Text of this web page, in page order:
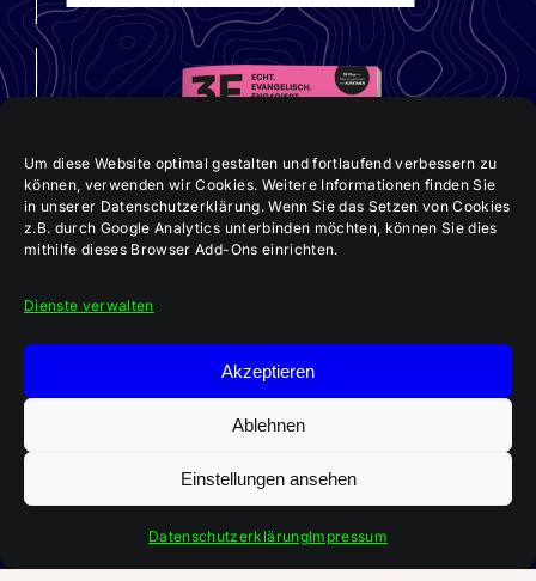
Um diese Website optimal gestalten und fortlaufend verbessern zu
können, verwenden wir Cookies. Weitere Informationen finden Sie
in unserer Datenschutzerklärung. Wenn Sie das Setzen von Cookies
z.B. durch Google Analytics unterbinden möchten, können Sie dies
mithilfe dieses Browser Add-Ons einrichten.
Dienste verwalten
Akzeptieren
Ablehnen
Einstellungen ansehen
DatenschutzerklärungImpressum
Aktuelle 3E-Ausgabe:
„Im Team Kirche bauen“